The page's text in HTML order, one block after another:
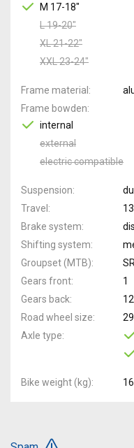
M 17-18"
L 19-20"
XL 21-22"
XXL 23-24"
Frame material
Frame bowden
internal
external
electric compatible
Suspension
Travel
Brake system
Shifting system
Groupset (MTB)
Gears front
1
Gears back
12
Road wheel size
Axle type
Bike weight (kg)